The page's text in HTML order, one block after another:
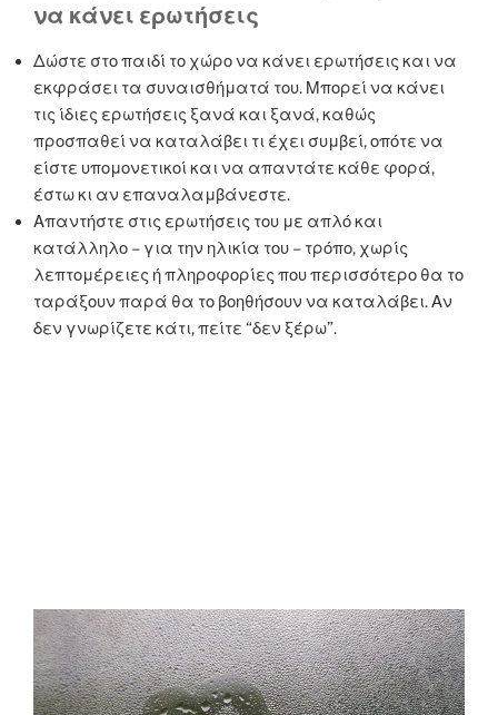
να κάνει ερωτήσεις
Δώστε στο παιδί το χώρο να κάνει ερωτήσεις και να
εκφράσει τα συναισθήματά του. Μπορεί να κάνει
τις ίδιες ερωτήσεις ξανά και ξανά, καθώς
προσπαθεί να καταλάβει τι έχει συμβεί, οπότε να
είστε υπομονετικοί και να απαντάτε κάθε φορά,
έστω κι αν επαναλαμβάνεστε.
Απαντήστε στις ερωτήσεις του με απλό και
κατάλληλο – για την ηλικία του – τρόπο, χωρίς
λεπτομέρειες ή πληροφορίες που περισσότερο θα το
ταράξουν παρά θα το βοηθήσουν να καταλάβει. Αν
δεν γνωρίζετε κάτι, πείτε “δεν ξέρω”.